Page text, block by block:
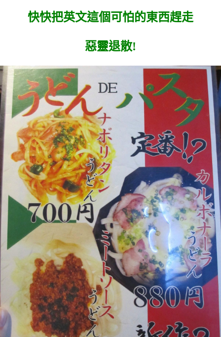
快快把英文這個可怕的東西趕走
惡靈退散!